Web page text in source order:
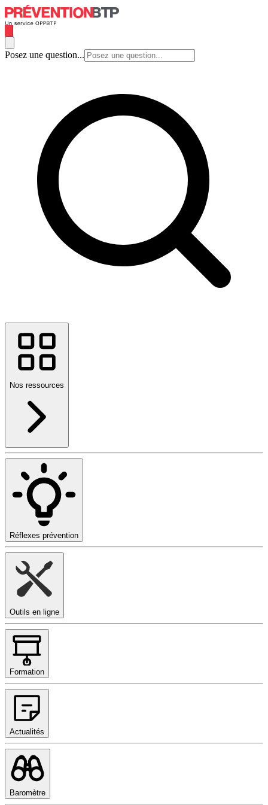
Posez une question...
Nos ressources
Réflexes prévention
Outils en ligne
Formation
Actualités
Baromètre